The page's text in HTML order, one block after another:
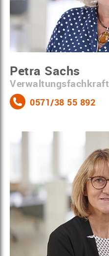
Petra Sachs
Verwaltungsfachkraft
0571/38 55 892